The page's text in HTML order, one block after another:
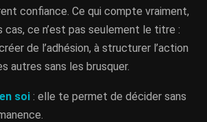
confiance. Ce qui compte vraiment,
cas, ce n’est pas seulement le titre :
de l’adhésion, à structurer l’action
autres sans les brusquer.
soi : elle te permet de décider sans